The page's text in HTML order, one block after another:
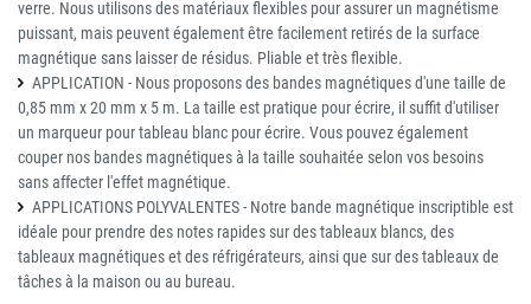
verre. Nous utilisons des matériaux flexibles pour assurer un magnétisme
puissant, mais peuvent également être facilement retirés de la surface
magnétique sans laisser de résidus. Pliable et très flexible.
APPLICATION - Nous proposons des bandes magnétiques d'une taille de
0,85 mm x 20 mm x 5 m. La taille est pratique pour écrire, il suffit d'utiliser
un marqueur pour tableau blanc pour écrire. Vous pouvez également
couper nos bandes magnétiques à la taille souhaitée selon vos besoins
sans affecter l'effet magnétique.
APPLICATIONS POLYVALENTES - Notre bande magnétique inscriptible est
idéale pour prendre des notes rapides sur des tableaux blancs, des
tableaux magnétiques et des réfrigérateurs, ainsi que sur des tableaux de
tâches à la maison ou au bureau.